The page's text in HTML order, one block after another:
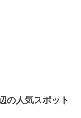
の人気スポット